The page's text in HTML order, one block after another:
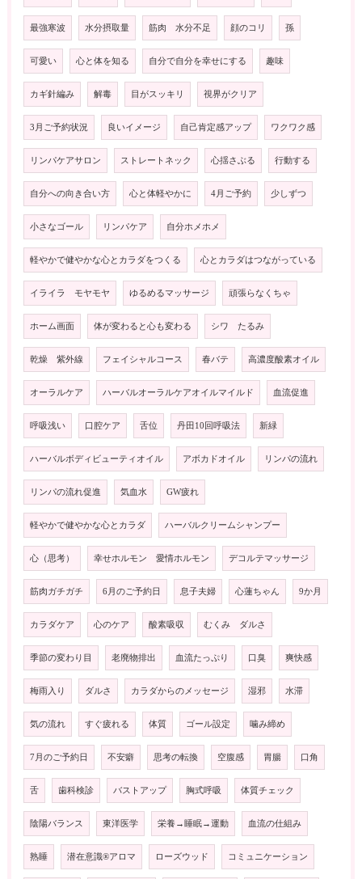
最強寒波 水分摂取量 筋肉 水分不足 顔のコリ 孫
可愛い 心と体を知る 自分で自分を幸せにする 趣味
カギ針編み 解毒 目がスッキリ 視界がクリア
3月ご予約状況 良いイメージ 自己肯定感アップ ワクワク感
リンパケアサロン ストレートネック 心揺さぶる 行動する
自分への向き合い方 心と体軽やかに 4月ご予約 少しずつ
小さなゴール リンパケア 自分ホメホメ
軽やかで健やかな心とカラダをつくる 心とカラダはつながっている
イライラ モヤモヤ ゆるめるマッサージ 頑張らなくちゃ
ホーム画面 体が変わると心も変わる シワ たるみ
乾燥 紫外線 フェイシャルコース 春バテ 高濃度酸素オイル
オーラルケア ハーバルオーラルケアオイルマイルド 血流促進
呼吸浅い 口腔ケア 舌位 丹田10回呼吸法 新緑
ハーバルボディビューティオイル アボカドオイル リンパの流れ
リンパの流れ促進 気血水 GW疲れ
軽やかで健やかな心とカラダ ハーバルクリームシャンプー
心（思考） 幸せホルモン 愛情ホルモン デコルテマッサージ
筋肉ガチガチ 6月のご予約日 息子夫婦 心蓮ちゃん 9か月
カラダケア 心のケア 酸素吸収 むくみ ダルさ
季節の変わり目 老廃物排出 血流たっぷり 口臭 爽快感
梅雨入り ダルさ カラダからのメッセージ 湿邪 水滞
気の流れ すぐ疲れる 体質 ゴール設定 噛み締め
7月のご予約日 不安癖 思考の転換 空腹感 胃腸 口角
舌 歯科検診 バストアップ 胸式呼吸 体質チェック
陰陽バランス 東洋医学 栄養→睡眠→運動 血流の仕組み
熟睡 潜在意識®️アロマ ローズウッド コミュニケーション